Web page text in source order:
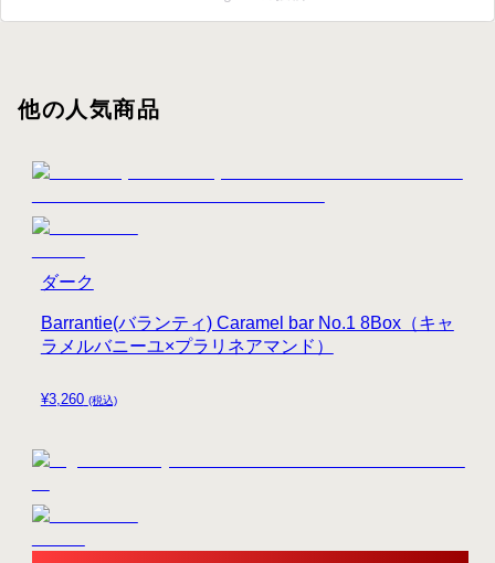
他の人気商品
¥3,260 (税込)
Barrantie(バランティ) Caramel bar No.1 8Box（キャ
ラメルバニーユ×プラリネアマンド）
ダーク